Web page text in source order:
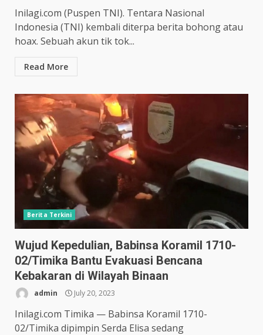
Inilagi.com (Puspen TNI). Tentara Nasional
Indonesia (TNI) kembali diterpa berita bohong atau
hoax. Sebuah akun tik tok...
Read More
Berita Terkini
Wujud Kepedulian, Babinsa Koramil 1710-
02/Timika Bantu Evakuasi Bencana
Kebakaran di Wilayah Binaan
admin July 20, 2023
Inilagi.com Timika — Babinsa Koramil 1710-
02/Timika dipimpin Serda Elisa sedang